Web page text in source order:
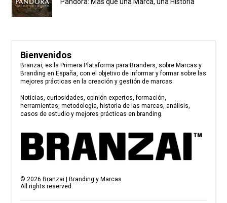
Bienvenidos
Branzai, es la Primera Plataforma para Branders, sobre Marcas y
Branding en España, con el objetivo de informar y formar sobre las
mejores prácticas en la creación y gestión de marcas.
Noticias, curiosidades, opinión expertos, formación,
herramientas, metodología, historia de las marcas, análisis,
casos de estudio y mejores prácticas en branding.
© 2026 Branzai | Branding y Marcas
All rights reserved.